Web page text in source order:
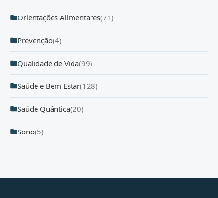
Orientações Alimentares(71)
Prevenção(4)
Qualidade de Vida(99)
Saúde e Bem Estar(128)
Saúde Quântica(20)
Sono(5)